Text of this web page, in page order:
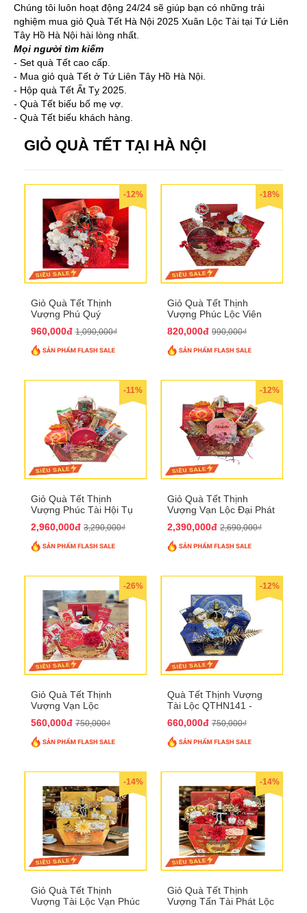
Chúng tôi luôn hoạt động 24/24 sẽ giúp bạn có những trải
nghiệm mua giỏ Quà Tết Hà Nội 2025 Xuân Lộc Tài tại Tứ Liên
Tây Hồ Hà Nội hài lòng nhất.
Mọi người tìm kiếm
- Set quà Tết cao cấp.
- Mua giỏ quà Tết ở Tứ Liên Tây Hồ Hà Nội.
- Hộp quà Tết Ất Tỵ 2025.
- Quà Tết biếu bố mẹ vợ.
- Quà Tết biếu khách hàng.
GIỎ QUÀ TẾT TẠI HÀ NỘI
-12%
Giỏ Quà Tết Thịnh
Vượng Phú Quý
960,000đ 1,090,000₫
-18%
Giỏ Quà Tết Thịnh
Vượng Phúc Lộc Viên
820,000đ 990,000₫
-11%
Giỏ Quà Tết Thịnh
Vượng Phúc Tài Hội Tụ
2,960,000đ 3,290,000₫
-12%
Giỏ Quà Tết Thịnh
Vượng Vạn Lộc Đại Phát
2,390,000đ 2,690,000₫
-26%
Giỏ Quà Tết Thịnh
Vượng Vạn Lộc
560,000đ 750,000₫
-12%
Quà Tết Thịnh Vượng
Tài Lộc QTHN141 -
Thịnh Vượng
660,000đ 750,000₫
-14%
Giỏ Quà Tết Thịnh
Vượng Tài Lộc Vạn Phúc
-14%
Giỏ Quà Tết Thịnh
Vượng Tấn Tài Phát Lộc